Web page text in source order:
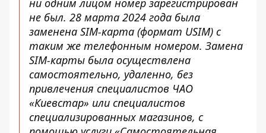
ни одним лицом номер зарегистрирован
не был. 28 марта 2024 года была
заменена SIM-карта (формат USIM) с
таким же телефонным номером. Замена
SIM-карты была осуществлена ​​
самостоятельно, удаленно, без
привлечения специалистов ЧАО
«Киевстар» или специалистов
специализированных магазинов, с